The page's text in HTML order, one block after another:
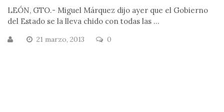
LEÓN, GTO.- Miguel Márquez dijo ayer que el Gobierno
del Estado se la lleva chido con todas las ...
21 marzo, 2013 0